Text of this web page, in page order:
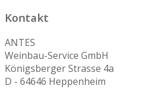
Kontakt
ANTES
Weinbau-Service GmbH
Königsberger Strasse 4a
D - 64646 Heppenheim